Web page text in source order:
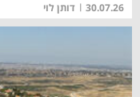
30.07.26
| דותן לוי